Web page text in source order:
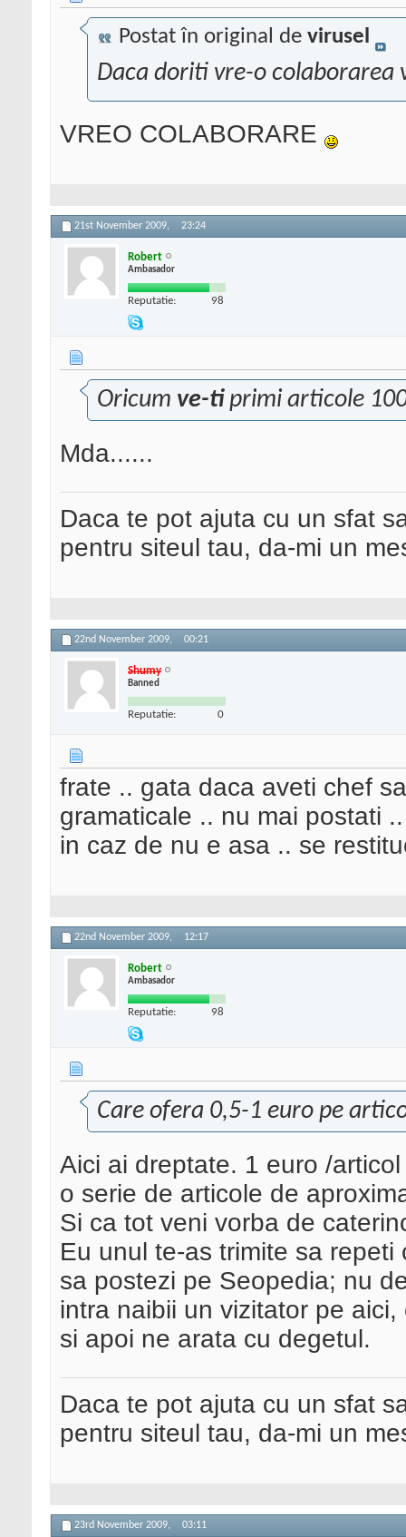
Postat în original de virusel
Daca doriti vre-o colaborarea
VREO COLABORARE
21st November 2009, 23:24
Robert
Ambasador
Reputatie: 98
Oricum ve-ti primi articole
Mda......
Daca te pot ajuta cu un sfat
pentru siteul tau, da-mi un
22nd November 2009, 00:21
Shumy
Banned
Reputatie: 0
frate .. gata daca aveti chef
gramaticale .. nu mai postati
in caz de nu e asa .. se
22nd November 2009, 12:17
Robert
Ambasador
Reputatie: 98
Care ofera 0,5-1 euro pe
Aici ai dreptate. 1 euro /
o serie de articole de
Si ca tot veni vorba de
Eu unul te-as trimite sa
sa postezi pe Seopedia; nu
intra naibii un vizitator pe
si apoi ne arata cu degetul.
Daca te pot ajuta cu un sfat
pentru siteul tau, da-mi un
23rd November 2009, 03:11